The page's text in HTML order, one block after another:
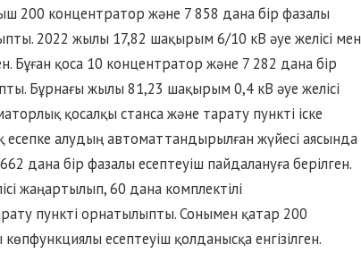
200 концентратор және 7 858 дана бір фазалы
2022 жылы 17,82 шақырым 6/10 кВ әуе желісі мен
Бұған қоса 10 концентратор және 7 282 дана бір
Бұрнағы жылы 81,23 шақырым 0,4 кВ әуе желісі
қосалқы станса және тарату пункті іске
алудың автоматтандырылған жүйесі аясында
дана бір фазалы есептеуіш пайдалануға берілген.
жаңартылып, 60 дана комплектілі
пункті орнатылыпты. Сонымен қатар 200
есептеуіш қолданысқа енгізілген.